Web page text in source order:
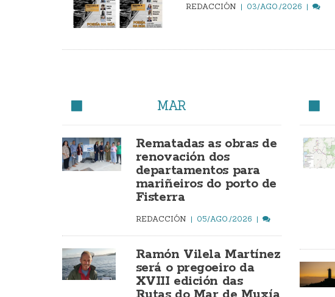
REDACCIÓN 03/AGO./2026
MAR
Rematadas as obras de
renovación dos
departamentos para
mariñeiros do porto de
Fisterra
REDACCIÓN 05/AGO./2026
Ramón Vilela Martínez
será o pregoeiro da
XVIII edición das